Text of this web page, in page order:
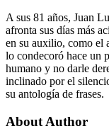
A sus 81 años, Juan
afronta sus días más
en su auxilio, como el
lo condecoró hace un
humano y no darle
inclinado por el
su antología de frases.
About Author